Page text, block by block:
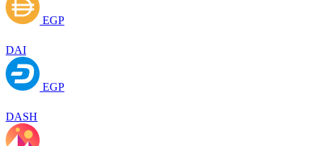
EGP
DAI
EGP
DASH